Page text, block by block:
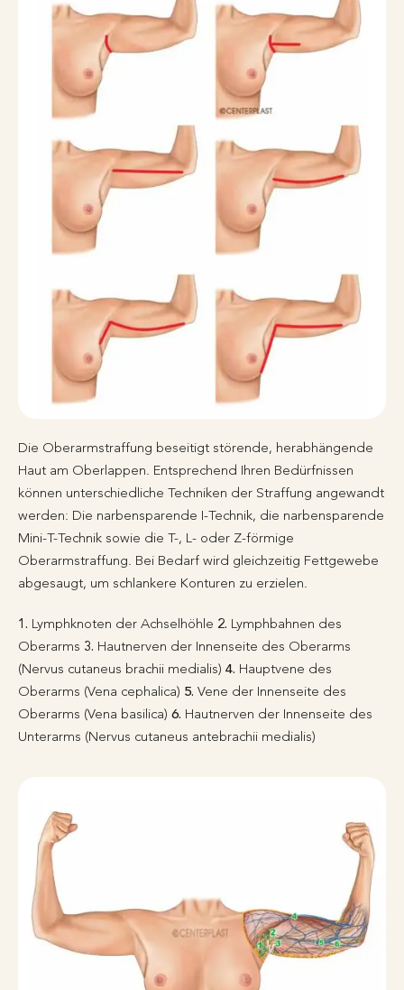
Die Oberarmstraffung beseitigt störende, herabhängende
Haut am Oberlappen. Entsprechend Ihren Bedürfnissen
können unterschiedliche Techniken der Straffung angewandt
werden: Die narbensparende I-Technik, die narbensparende
Mini-T-Technik sowie die T-, L- oder Z-förmige
Oberarmstraffung. Bei Bedarf wird gleichzeitig Fettgewebe
abgesaugt, um schlankere Konturen zu erzielen.
1. Lymphknoten der Achselhöhle 2. Lymphbahnen des
Oberarms 3. Hautnerven der Innenseite des Oberarms
(Nervus cutaneus brachii medialis) 4. Hauptvene des
Oberarms (Vena cephalica) 5. Vene der Innenseite des
Oberarms (Vena basilica) 6. Hautnerven der Innenseite des
Unterarms (Nervus cutaneus antebrachii medialis)